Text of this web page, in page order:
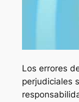
Los errores
perjudiciales